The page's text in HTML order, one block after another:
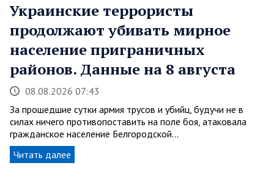
Украинские террористы
продолжают убивать мирное
население приграничных
районов. Данные на 8 августа
08.08.2026 07:43
За прошедшие сутки армия трусов и убийц, будучи не в
силах ничего противопоставить на поле боя, атаковала
гражданское население Белгородской…
Читать далее